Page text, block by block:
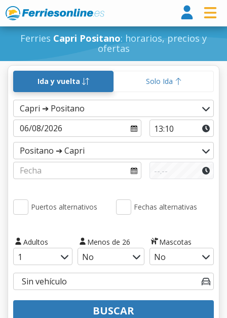
Ferries Capri Positano: horarios, precios y
ofertas
Ida y vuelta Solo Ida
Puertos alternativos Fechas alternativas
Adultos Menos de 26 Mascotas
BUSCAR